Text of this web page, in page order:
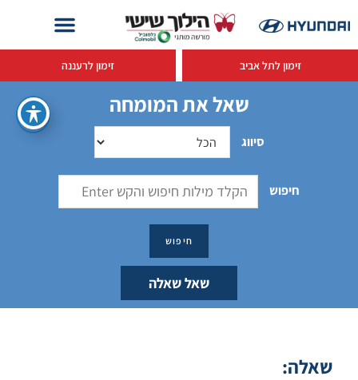
זימון לתל אביב זימון לרעננה
שאל את המומחה
סיווג
חיפוש
שאל שאלה
שאלה: